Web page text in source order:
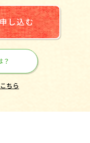
し込む
？
ちら